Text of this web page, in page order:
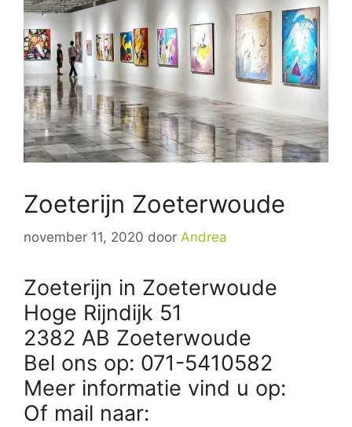
Zoeterijn Zoeterwoude
november 11, 2020 door Andrea
Zoeterijn in Zoeterwoude
Hoge Rijndijk 51
2382 AB Zoeterwoude
Bel ons op: 071-5410582
Meer informatie vind u op:
Of mail naar: